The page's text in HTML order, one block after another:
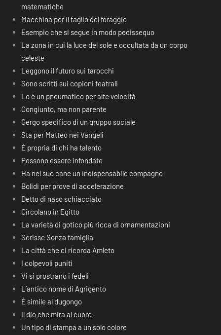
matematiche
Macchina per il taglio del foraggio
Esempio che si segue in modo pedissequo
La zona in cui la luce del sole e occultata da un corpo
celeste
Leggono il futuro sui tarocchi
Sono scritti sui copioni teatrali
Lo è un pneumatico per alte velocità
Congiunto, ma non parente
Gergo specifico di un gruppo sociale
Sta per Matteo nei Vangeli
É propria di chi ha talento
Possono essere infondate
Ha nel suo cane un indispensabile compagno
Bolidi per prove di accelerazione
Detto di naso schiacciato
Circolano in Egitto
La varietà di gotico più ricca di ornamentazioni
Scrisse Senza famiglia
La città che ci ricorda Amleto
I colpevoli puniti
Vi si prostrano i fedeli
L’antico nome di Agrigento
È simile al dugongo
Il dio che mira al cuore
Un tipo di stampa a un solo colore